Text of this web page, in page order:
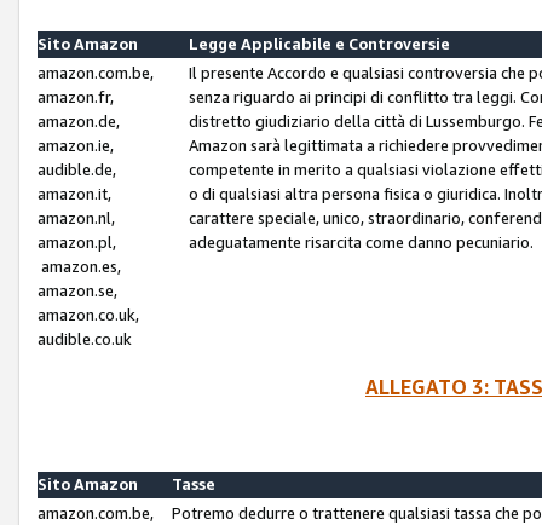
Sito Amazon
Legge Applicabile e Controversie
amazon.com.be,
amazon.fr,
amazon.de,
amazon.ie,
audible.de,
amazon.it,
amazon.nl,
amazon.pl,
amazon.es,
amazon.se,
amazon.co.uk,
audible.co.uk
Il presente Accordo e qualsiasi controversia che
senza riguardo ai principi di conflitto tra leggi.
distretto giudiziario della città di Lussemburgo.
Amazon sarà legittimata a richiedere
competente in merito a qualsiasi violazione
o di qualsiasi altra persona fisica o giuridica.
carattere speciale, unico, straordinario,
adeguatamente risarcita come danno pecuniario.
ALLEGATO 3:
Sito Amazon
Tasse
amazon.com.be,
Potremo dedurre o trattenere qualsiasi tassa che